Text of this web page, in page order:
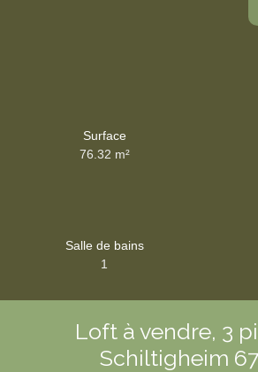
Surface
76.32 m²
Salle de bains
1
Loft à vendre, 3
Schiltigheim